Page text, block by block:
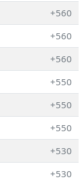
+560
+560
+560
+550
+550
+550
+530
+530